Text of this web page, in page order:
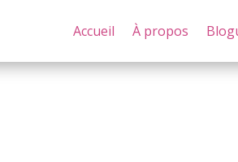
Accueil À propos